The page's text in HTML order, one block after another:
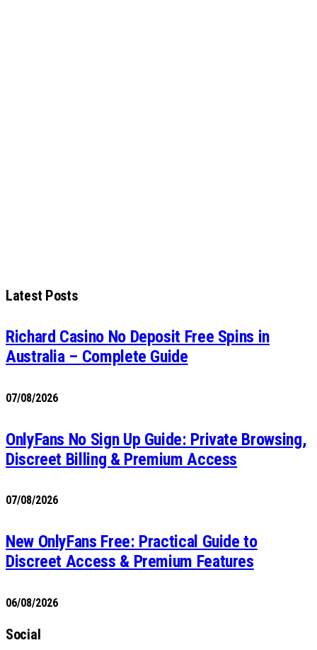
Latest Posts
Richard Casino No Deposit Free Spins in
Australia – Complete Guide
07/08/2026
OnlyFans No Sign Up Guide: Private Browsing,
Discreet Billing & Premium Access
07/08/2026
New OnlyFans Free: Practical Guide to
Discreet Access & Premium Features
06/08/2026
Social